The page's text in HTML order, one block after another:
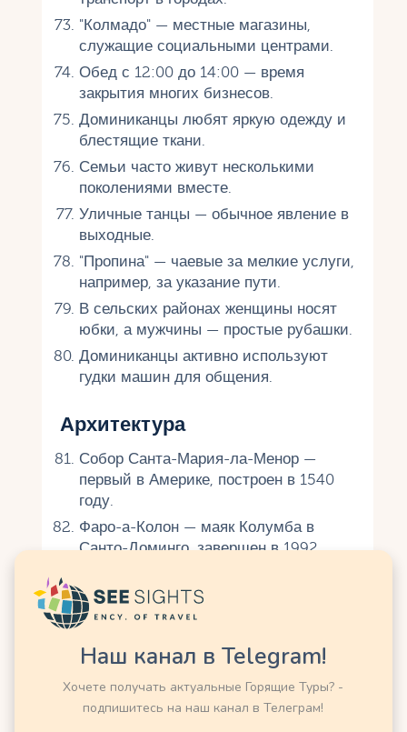
"Колмадо" — местные магазины,
служащие социальными центрами.
Обед с 12:00 до 14:00 — время
закрытия многих бизнесов.
Доминиканцы любят яркую одежду и
блестящие ткани.
Семьи часто живут несколькими
поколениями вместе.
Уличные танцы — обычное явление в
выходные.
"Пропина" — чаевые за мелкие услуги,
например, за указание пути.
В сельских районах женщины носят
юбки, а мужчины — простые рубашки.
Доминиканцы активно используют
гудки машин для общения.
Архитектура
Собор Санта-Мария-ла-Менор —
первый в Америке, построен в 1540
году.
Фаро-а-Колон — маяк Колумба в
Санто-Доминго, завершен в 1992
Альтос-де-Чавон — копия
средневековой деревни, построенная
Крепость Осама в Санто-Доминго —
первая в Новом Свете (1502).
Колониальная зона Санто-Доминго —
Наш канал в Telegram!
Хочете получать актуальные Горящие Туры? -
подпишитесь на наш канал в Телеграм!